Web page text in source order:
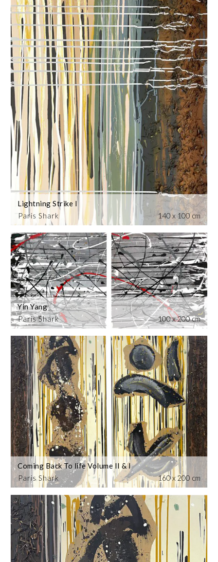
Paris Shark
Lightning Strike I
140 x 100 cm
Paris Shark
Yin Yang
100 x 200 cm
Paris Shark
Coming Back To life Volume II & I
160 x 200 cm